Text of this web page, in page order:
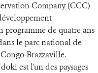
Company (CCC)
de quatre ans
le parc national de
Brazzaville.
est l'un des paysages